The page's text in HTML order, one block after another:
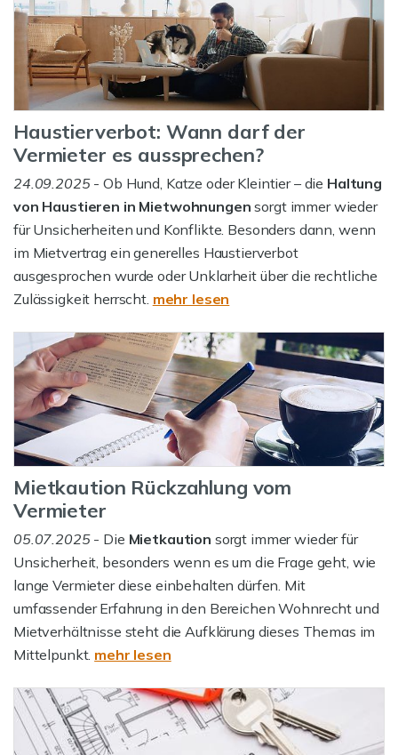
Haustierverbot: Wann darf der
Vermieter es aussprechen?
24.09.2025- Ob Hund, Katze oder Kleintier – die Haltung
von Haustieren in Mietwohnungen sorgt immer wieder
für Unsicherheiten und Konflikte. Besonders dann, wenn
im Mietvertrag ein generelles Haustierverbot
ausgesprochen wurde oder Unklarheit über die rechtliche
Zulässigkeit herrscht. mehr lesen
Mietkaution Rückzahlung vom
Vermieter
05.07.2025- Die Mietkaution sorgt immer wieder für
Unsicherheit, besonders wenn es um die Frage geht, wie
lange Vermieter diese einbehalten dürfen. Mit
umfassender Erfahrung in den Bereichen Wohnrecht und
Mietverhältnisse steht die Aufklärung dieses Themas im
Mittelpunkt. mehr lesen